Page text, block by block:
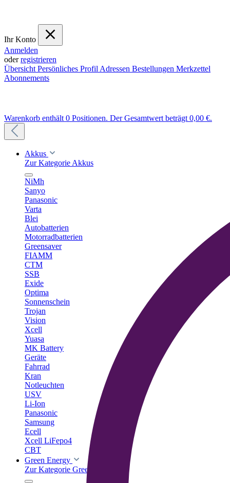
Ihr Konto
Anmelden
oderregistrieren
Übersicht Persönliches Profil Adressen Bestellungen Merkzettel
Abonnements
Warenkorb enthält 0 Positionen. Der Gesamtwert beträgt 0,00 €.
Akkus
Zur Kategorie Akkus
NiMh
Sanyo
Panasonic
Varta
Blei
Autobatterien
Motorradbatterien
Greensaver
FIAMM
CTM
SSB
Exide
Optima
Sonnenschein
Trojan
Vision
Xcell
Yuasa
MK Battery
Geräte
Fahrrad
Kran
Notleuchten
USV
Li-Ion
Panasonic
Samsung
Ecell
Xcell LiFepo4
CBT
Green Energy
Zur Kategorie Green Energy